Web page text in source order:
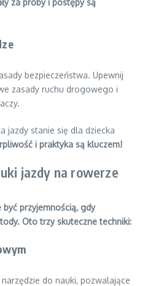
za próby i postępy są
bezpieczeństwa. Upewnij
zasady ruchu drogowego i
jazdy stanie się dla dziecka
i praktyka są kluczem!
jazdy na rowerze
przyjemnością, gdy
Oto trzy skuteczne techniki:
do nauki, pozwalające